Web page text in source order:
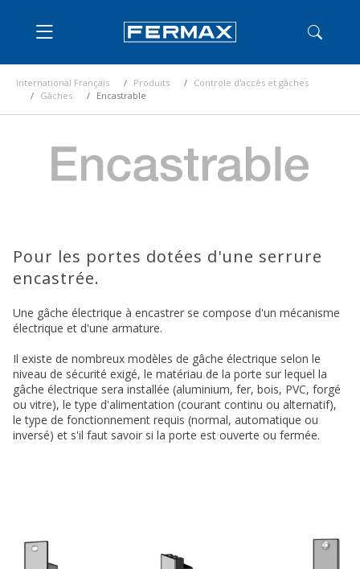
International Français Produits
Controle d'accès et gâches
Gâches
Encastrable
Pour les portes dotées d'une serrure
encastrée.
Une gâche électrique à encastrer se compose d'un mécanisme
électrique et d'une armature.
Il existe de nombreux modèles de gâche électrique selon le
niveau de sécurité exigé, le matériau de la porte sur lequel la
gâche électrique sera installée (aluminium, fer, bois, PVC, forgé
ou vitre), le type d'alimentation (courant continu ou alternatif),
le type de fonctionnement requis (normal, automatique ou
inversé) et s'il faut savoir si la porte est ouverte ou fermée.